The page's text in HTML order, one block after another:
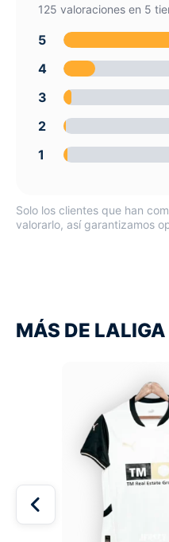
125 valoraciones en 5
5
4
3
2
1
Solo los clientes que han
valorarlo, así garantizamos
MÁS DE LALIGA